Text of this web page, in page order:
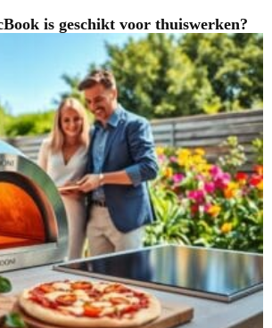
is geschikt voor thuiswerken?